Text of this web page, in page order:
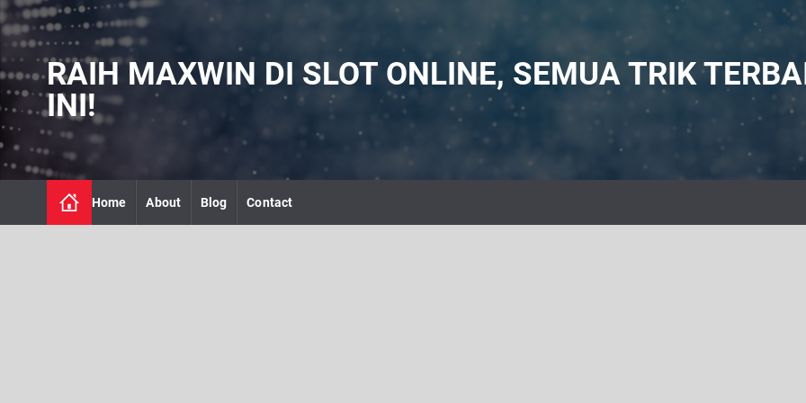
S
k
p
o
c
o
n
n
RAIH MAXWIN DI SLOT ONLINE, SEMUA TRIK
INI!
Home About Blog Contact